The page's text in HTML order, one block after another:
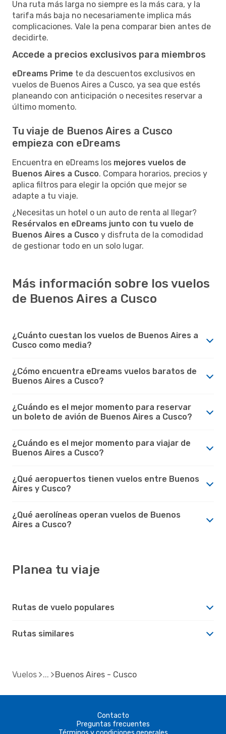
Una ruta más larga no siempre es la más cara, y la
tarifa más baja no necesariamente implica más
complicaciones. Vale la pena comparar bien antes de
decidirte.
Accede a precios exclusivos para miembros
eDreams Prime te da descuentos exclusivos en
vuelos de Buenos Aires a Cusco, ya sea que estés
planeando con anticipación o necesites reservar a
último momento.
Tu viaje de Buenos Aires a Cusco
empieza con eDreams
Encuentra en eDreams los mejores vuelos de
Buenos Aires a Cusco. Compara horarios, precios y
aplica filtros para elegir la opción que mejor se
adapte a tu viaje.
¿Necesitas un hotel o un auto de renta al llegar?
Resérvalos en eDreams junto con tu vuelo de
Buenos Aires a Cusco y disfruta de la comodidad
de gestionar todo en un solo lugar.
Más información sobre los vuelos
de Buenos Aires a Cusco
¿Cuánto cuestan los vuelos de Buenos Aires a
Cusco como media?
¿Cómo encuentra eDreams vuelos baratos de
Buenos Aires a Cusco?
¿Cuándo es el mejor momento para reservar
un boleto de avión de Buenos Aires a Cusco?
¿Cuándo es el mejor momento para viajar de
Buenos Aires a Cusco?
¿Qué aeropuertos tienen vuelos entre Buenos
Aires y Cusco?
¿Qué aerolíneas operan vuelos de Buenos
Aires a Cusco?
Planea tu viaje
Rutas de vuelo populares
Rutas similares
Vuelos Buenos Aires - Cusco
Contacto
Preguntas frecuentes